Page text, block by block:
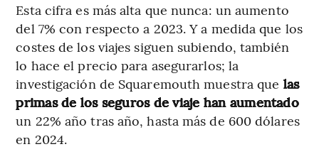
Esta cifra es más alta que nunca: un aumento
del 7% con respecto a 2023. Y a medida que los
costes de los viajes siguen subiendo, también
lo hace el precio para asegurarlos; la
investigación de Squaremouth muestra que las
primas de los seguros de viaje han aumentado
un 22% año tras año, hasta más de 600 dólares
en 2024.